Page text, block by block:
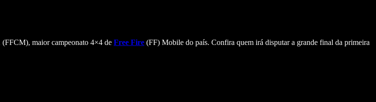
(FFCM), maior campeonato 4×4 de Free Fire (FF) Mobile do país. Confira quem irá disputar a grande final da primeira